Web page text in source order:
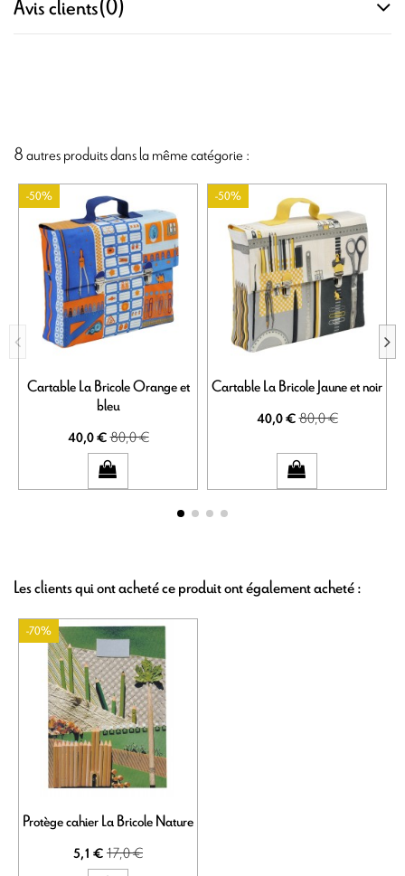
Avis clients(0)
8 autres produits dans la même catégorie :
-50%
Cartable La Bricole Orange et
bleu
40,0 €80,0 €
-50%
Cartable La Bricole Jaune et noir
40,0 €80,0 €
Les clients qui ont acheté ce produit ont également acheté :
-70%
Protège cahier La Bricole Nature
5,1 €17,0 €